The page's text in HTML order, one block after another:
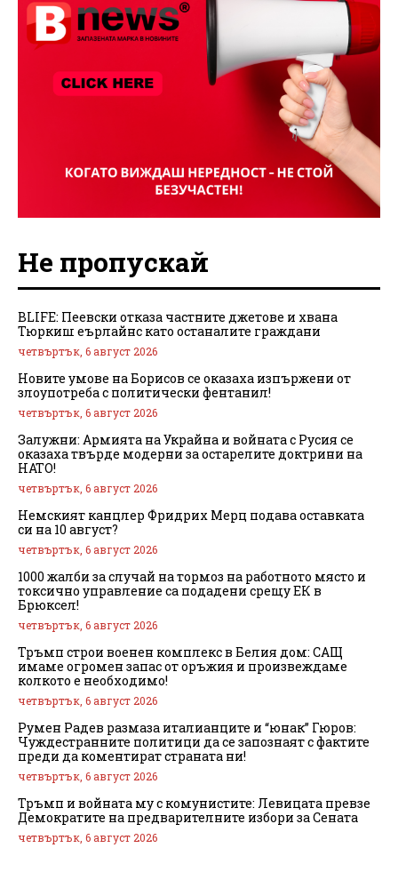
Не пропускай
BLIFE: Пеевски отказа частните джетове и хвана
Тюркиш еърлайнс като останалите граждани
четвъртък, 6 август 2026
Новите умове на Борисов се оказаха изпържени от
злоупотреба с политически фентанил!
четвъртък, 6 август 2026
Залужни: Армията на Украйна и войната с Русия се
оказаха твърде модерни за остарелите доктрини на
НАТО!
четвъртък, 6 август 2026
Немският канцлер Фридрих Мерц подава оставката
си на 10 август?
четвъртък, 6 август 2026
1000 жалби за случай на тормоз на работното място и
токсично управление са подадени срещу ЕК в
Брюксел!
четвъртък, 6 август 2026
Тръмп строи военен комплекс в Белия дом: САЩ
имаме огромен запас от оръжия и произвеждаме
колкото е необходимо!
четвъртък, 6 август 2026
Румен Радев размаза италианците и “юнак” Гюров:
Чуждестранните политици да се запознаят с фактите
преди да коментират страната ни!
четвъртък, 6 август 2026
Тръмп и войната му с комунистите: Левицата превзе
Демократите на предварителните избори за Сената
четвъртък, 6 август 2026